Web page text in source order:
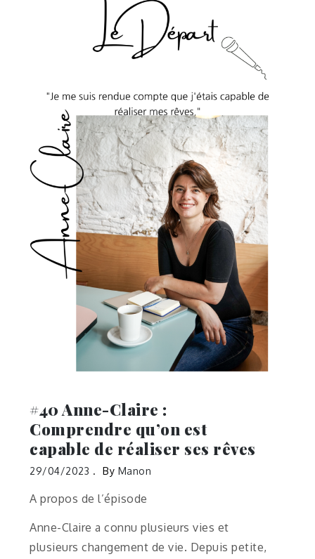
#40 Anne-Claire :
Comprendre qu’on est
capable de réaliser ses rêves
29/04/2023 By Manon
A propos de l’épisode
Anne-Claire a connu plusieurs vies et
plusieurs changement de vie. Depuis petite,